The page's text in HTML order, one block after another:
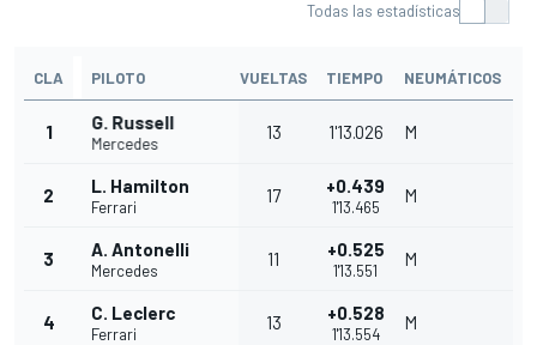
Todas las estadísticas
CLA PILOTO VUELTAS TIEMPO NEUMÁTICOS
1 G. Russell
Mercedes
13 1'13.026 M
2 L. Hamilton
Ferrari
17 +0.439
1'13.465
M
3 A. Antonelli
Mercedes
11 +0.525
1'13.551
M
4 C. Leclerc
Ferrari
13 +0.528
1'13.554
M